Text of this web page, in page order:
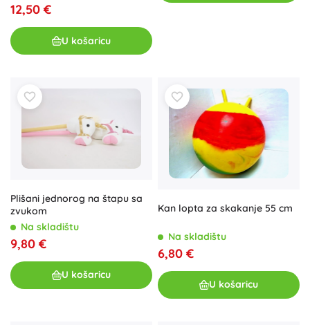
12,50 €
U košaricu
Plišani jednorog na štapu sa
zvukom
Na skladištu
9,80 €
U košaricu
Kan lopta za skakanje 55 cm
Na skladištu
6,80 €
U košaricu